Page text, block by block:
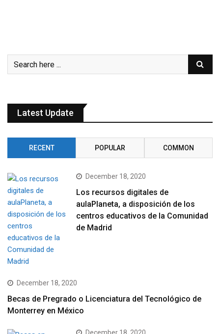
Latest Update
RECENT POPULAR COMMON
December 18, 2020
Los recursos digitales de
aulaPlaneta, a disposición de los
centros educativos de la Comunidad
de Madrid
December 18, 2020
Becas de Pregrado o Licenciatura del Tecnológico de
Monterrey en México